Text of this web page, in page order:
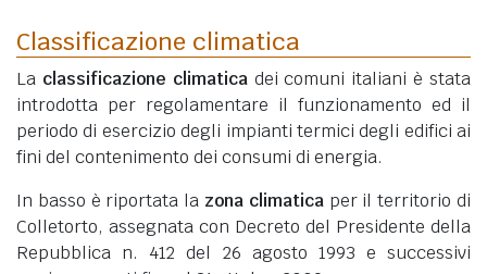
Classificazione climatica
La classificazione climaticadei comuni italiani è stata
introdotta per regolamentare il funzionamento ed il
periodo di esercizio degli impianti termici degli edifici ai
fini del contenimento dei consumi di energia.
In basso è riportata la zona climaticaper il territorio di
Colletorto, assegnata con Decreto del Presidente della
Repubblica n. 412 del 26 agosto 1993 e successivi